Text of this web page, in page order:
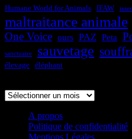
Humane World for Animals IFAW
maltraitance animale
One Voice ours PAZ Peta
sanctuaire sauvetage
élevage éléphant
A propos
Politique de confidentialité
Mentions Légales